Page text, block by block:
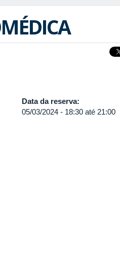
Data da reserva:
05/03/2024 - 18:30 até 21:00